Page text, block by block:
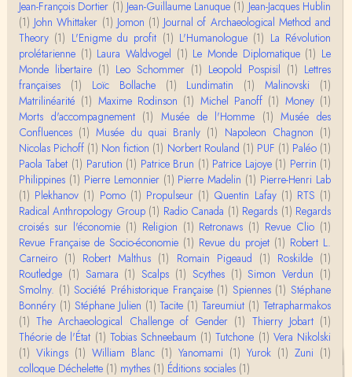
Yves Le Dantec
Affligeant, ce documentaire. Ca me fait me deman
der : est-ce que tenter de revoir l'histoire des…
Boudjemaa Sedira
Merci pour cet article méthodique. En effet, les "b
âtons-à-fouir" qu'on a pu trouver a…
Momo
BonjourCette question de la remise en cause de l'i
mage classique de sociétés vivant essentiellem…
Anonymous
Merci pour votre conférence au collège de France
sur les femmes préhistoriques et la chasse, très c
l…
Anonymous
Bonjour,Merci pour l'article.Vous dîtes : "Pourquoi,
en tant qu’êtres humains, devrions-nou…
Christophe Darmangeat
Envoyez moi un mail : cdarmangeat@gmail.com
Jean-François Dortier (1) Jean-Guillaume Lanuque (1) Jean-Jacques Hublin
(1) John Whittaker (1) Jomon (1) Journal of Archaeological Method and
Theory (1) L'Enigme du profit (1) L'Humanologue (1) La Révolution
prolétarienne (1) Laura Waldvogel (1) Le Monde Diplomatique (1) Le
Monde libertaire (1) Leo Schommer (1) Leopold Pospisil (1) Lettres
françaises
(1) Loïc Bollache (1) Lundimatin (1) Malinovski
(1)
Matrilinéarité (1) Maxime Rodinson (1) Michel Panoff (1) Money (1)
Morts d'accompagnement (1) Musée de l'Homme (1) Musée des
Confluences (1) Musée du quai Branly (1) Napoleon Chagnon (1)
Nicolas Pichoff (1) Non fiction (1) Norbert Rouland (1) PUF (1) Paléo (1)
Paola Tabet (1) Parution (1) Patrice Brun (1) Patrice Lajoye (1) Perrin (1)
Philippines (1) Pierre Lemonnier (1) Pierre Madelin (1) Pierre-Henri Lab
(1) Plekhanov (1) Pomo (1) Propulseur (1) Quentin Lafay (1) RTS (1)
Radical Anthropology Group (1) Radio Canada (1) Regards (1) Regards
croisés sur l'économie (1) Religion (1) Retronaws (1) Revue Clio (1)
Revue Française de Socio-économie (1) Revue du projet (1) Robert L.
Carneiro (1) Robert Malthus (1) Romain Pigeaud (1) Roskilde (1)
Routledge (1) Samara (1) Scalps (1) Scythes (1) Simon Verdun (1)
Smolny. (1) Société Préhistorique Française (1) Spiennes (1) Stéphane
Bonnéry (1) Stéphane Julien (1) Tacite (1) Tareumiut (1) Tetrapharmakos
(1) The Archaeological Challenge of Gender (1) Thierry Jobart (1)
Théorie de l'État (1) Tobias Schneebaum (1) Tutchone (1) Vera Nikolski
(1) Vikings (1) William Blanc (1) Yanomami (1) Yurok (1) Zuni (1)
colloque Déchelette (1) mythes (1) Éditions sociales (1)